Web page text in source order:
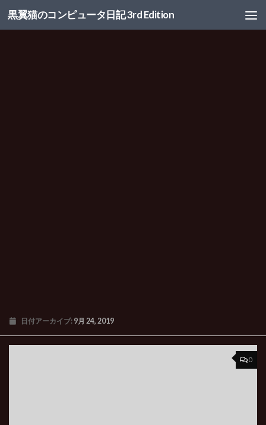
コンテンツへスキップ
黒翼猫のコンピュータ日記 3rd Edition
日付アーカイブ: 9月 24, 2019
0